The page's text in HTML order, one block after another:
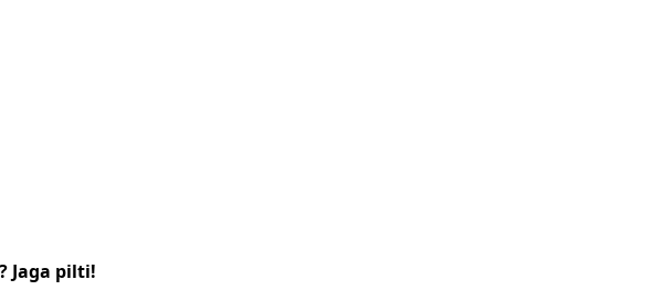
Jaga pilti!